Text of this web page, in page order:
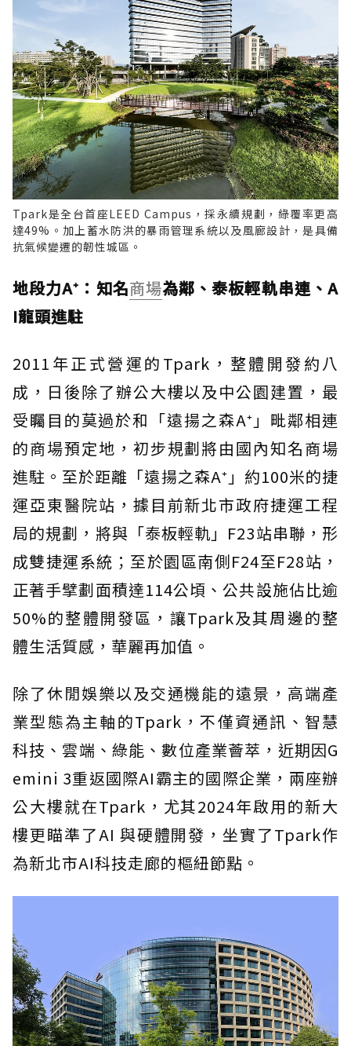
Tpark是全台首座LEED Campus，採永續規劃，綠覆率更高
達49%。加上蓄水防洪的暴雨管理系統以及風廊設計，是具備
抗氣候變遷的韌性城區。
地段力A⁺：知名商場為鄰、泰板輕軌串連、A
I龍頭進駐
2011年正式營運的Tpark，整體開發約八
成，日後除了辦公大樓以及中公園建置，最
受矚目的莫過於和「遠揚之森A⁺」毗鄰相連
的商場預定地，初步規劃將由國內知名商場
進駐。至於距離「遠揚之森A⁺」約100米的捷
運亞東醫院站，據目前新北市政府捷運工程
局的規劃，將與「泰板輕軌」F23站串聯，形
成雙捷運系統；至於園區南側F24至F28站，
正著手擘劃面積達114公頃、公共設施佔比逾
50%的整體開發區，讓Tpark及其周邊的整
體生活質感，華麗再加值。
除了休閒娛樂以及交通機能的遠景，高端產
業型態為主軸的Tpark，不僅資通訊、智慧
科技、雲端、綠能、數位產業薈萃，近期因G
emini 3重返國際AI霸主的國際企業，兩座辦
公大樓就在Tpark，尤其2024年啟用的新大
樓更瞄準了AI 與硬體開發，坐實了Tpark作
為新北市AI科技走廊的樞紐節點。